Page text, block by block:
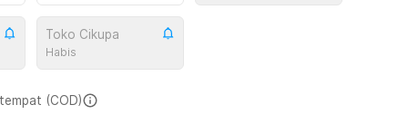
Toko Cikupa
Habis
(COD)